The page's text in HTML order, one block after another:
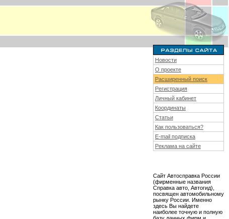
Новости
О проекте
Расширенный поиск
Регистрация
Личный кабинет
Координаты
Статьи
Как пользоваться?
E-mail подписка
Реклама на сайте
Сайт Автосправка России
(фирменные названия
Справка авто, Автогид),
посвящен автомобильному
рынку России. Именно
здесь Вы найдете
наиболее точную и полную